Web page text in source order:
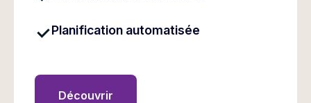
Planification automatisée
Découvrir